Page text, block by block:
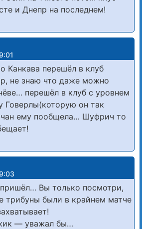
и Днепр на последнем!
Канкава перешёл в клуб
не знаю что даже можно
перешёл в клуб с уровнем
Говерлы(которую он так
ему пообщела… Шуфрич то
Вы только посмотри,
трибуны были в крайнем матче
— уважал бы…